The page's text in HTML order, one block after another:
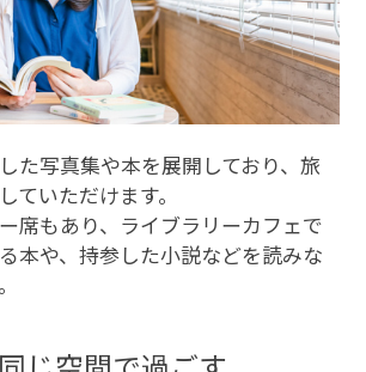
た写真集や本を展開しており、旅
ていただけます。
席もあり、ライブラリーカフェで
本や、持参した小説などを読みな